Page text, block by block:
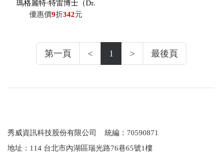
瑪格麗特·特雷博士（Dr.
Margaret Trey）
優惠價9折342元
第一頁 < 1 > 最後頁
秀威資訊科技股份有限公司 統編：70590871
地址：114 台北市內湖區瑞光路76巷65號1樓